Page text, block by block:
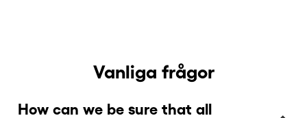
Vanliga frågor
How can we be sure that all